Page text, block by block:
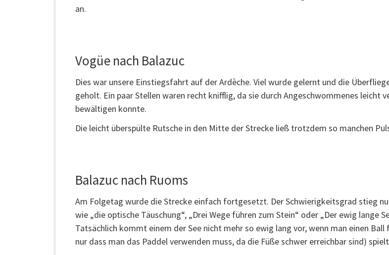
an.
Vogüe nach Balazuc
Dies war unsere Einstiegsfahrt auf der Ardèche. Viel wurde gelernt und die
geholt. Ein paar Stellen waren recht knifflig, da sie durch Angeschwommenes leicht
bewältigen konnte.
Die leicht überspülte Rutsche in den Mitte der Strecke ließ trotzdem so manchen
Balazuc nach Ruoms
Am Folgetag wurde die Strecke einfach fortgesetzt. Der Schwierigkeitsgrad stieg
wie „die optische Täuschung“, „Drei Wege führen zum Stein“ oder „Der ewig lange
Tatsächlich kommt einem der See nicht mehr so ewig lang vor, wenn man einen
nur dass man das Paddel verwenden muss, da die Füße schwer erreichbar sind)